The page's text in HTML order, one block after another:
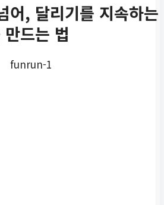
어, 달리기를 지속하는
만드는 법
funrun-1